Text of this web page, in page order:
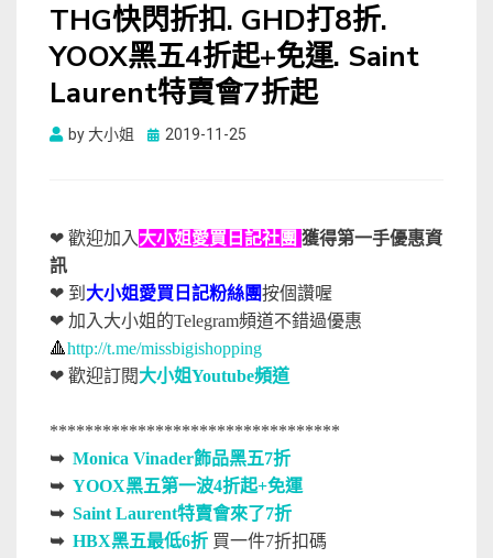
THG快閃折扣. GHD打8折.
YOOX黑五4折起+免運. Saint
Laurent特賣會7折起
by大小姐
Posted
2019-11-25
❤ 歡迎加入 大小姐愛買日記社團 獲得第一手優惠資
訊
❤ 到 大小姐愛買日記粉絲團按個讚喔
❤ 加入大小姐的Telegram頻道不錯過優惠
🔺http://t.me/missbigishopping
❤ 歡迎訂閱大小姐Youtube頻道
*********************************
➥ Monica Vinader飾品黑五7折
➥ YOOX黑五第一波4折起+免運
➥ Saint Laurent特賣會來了7折
➥ HBX黑五最低6折 買一件7折扣碼